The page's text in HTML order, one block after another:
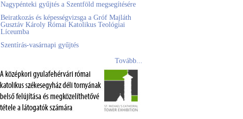
Nagypénteki gyűjtés a Szentföld megsegítésére
Beiratkozás és képességvizsga a Gróf Majláth
Gusztáv Károly Római Katolikus Teológiai
Líceumba
Szentírás-vasárnapi gyűjtés
Tovább...